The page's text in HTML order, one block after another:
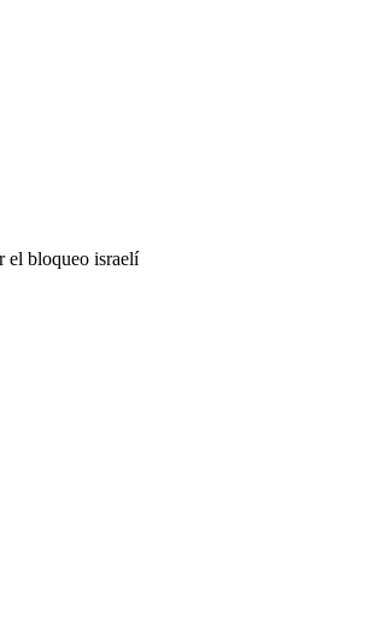
el bloqueo israelí